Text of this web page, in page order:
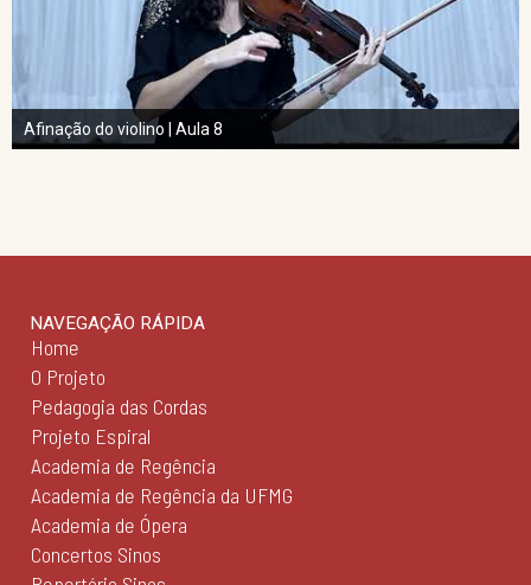
Afinação do violino | Aula 8
NAVEGAÇÃO RÁPIDA
Home
O Projeto
Pedagogia das Cordas
Projeto Espiral
Academia de Regência
Academia de Regência da UFMG
Academia de Ópera
Concertos Sinos